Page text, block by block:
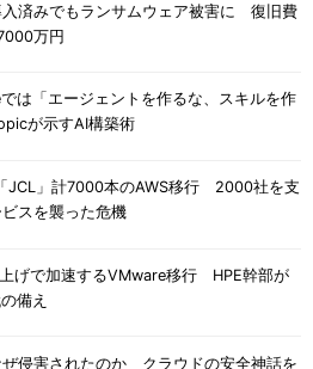
入済みでもランサムウェア被害に 復旧費
万円
は「エージェントを作るな、スキルを作
が示すAI構築術
JCL」計7000本のAWS移行 2000社を支
スを襲った危機
げで加速するVMware移行 HPE幹部が
備え
ぜ侵害されたのか クラウドの安全神話を